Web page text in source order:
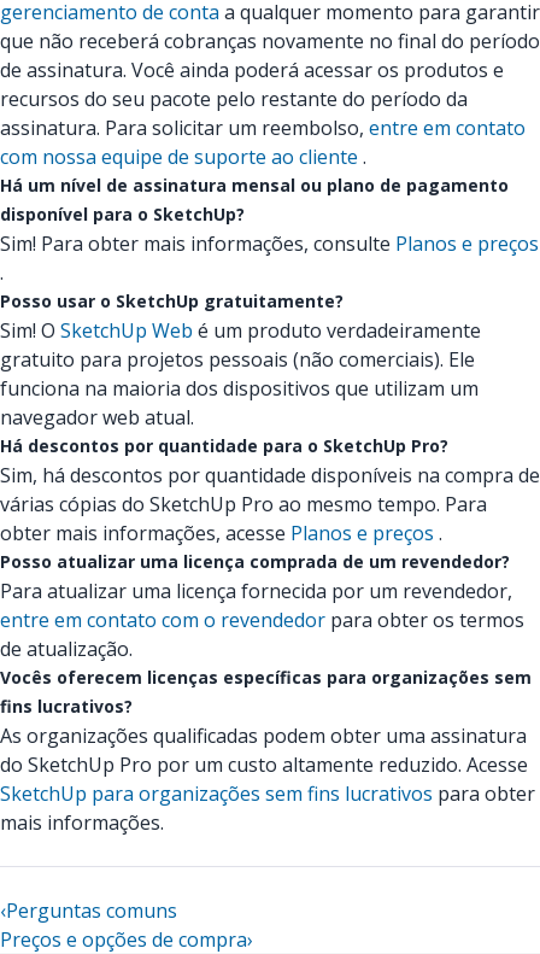
gerenciamento de conta a qualquer momento para garantir
que não receberá cobranças novamente no final do período
de assinatura. Você ainda poderá acessar os produtos e
recursos do seu pacote pelo restante do período da
assinatura. Para solicitar um reembolso, entre em contato
com nossa equipe de suporte ao cliente .
Há um nível de assinatura mensal ou plano de pagamento
disponível para o SketchUp?
Sim! Para obter mais informações, consulte Planos e preços
.
Posso usar o SketchUp gratuitamente?
Sim! O SketchUp Web é um produto verdadeiramente
gratuito para projetos pessoais (não comerciais). Ele
funciona na maioria dos dispositivos que utilizam um
navegador web atual.
Há descontos por quantidade para o SketchUp Pro?
Sim, há descontos por quantidade disponíveis na compra de
várias cópias do SketchUp Pro ao mesmo tempo. Para
obter mais informações, acesse Planos e preços .
Posso atualizar uma licença comprada de um revendedor?
Para atualizar uma licença fornecida por um revendedor,
entre em contato com o revendedor para obter os termos
de atualização.
Vocês oferecem licenças específicas para organizações sem
fins lucrativos?
As organizações qualificadas podem obter uma assinatura
do SketchUp Pro por um custo altamente reduzido. Acesse
SketchUp para organizações sem fins lucrativos para obter
mais informações.
‹Perguntas comuns
Preços e opções de compra›